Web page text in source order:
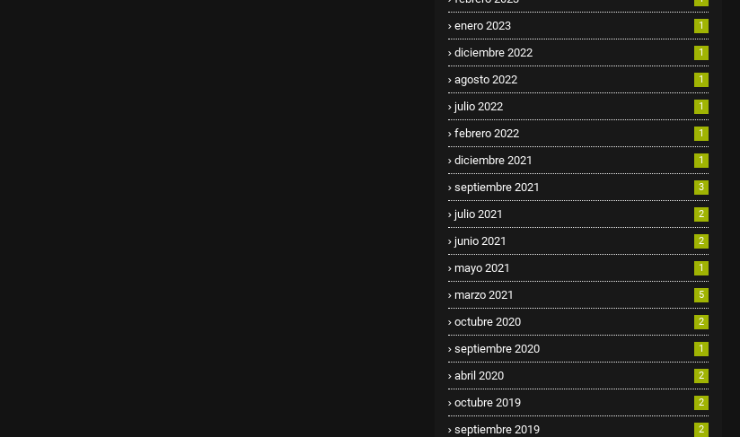
enero 2023 1
diciembre 2022 1
agosto 2022 1
julio 2022 1
febrero 2022 1
diciembre 2021 1
septiembre 2021 3
julio 2021 2
junio 2021 2
mayo 2021 1
marzo 2021 5
octubre 2020 2
septiembre 2020 1
abril 2020 2
octubre 2019 2
septiembre 2019 2